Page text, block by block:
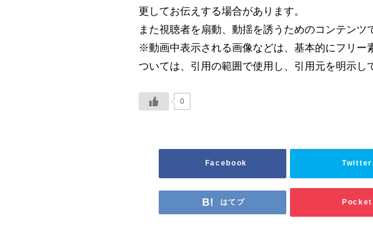
更してお伝えする場合があります。
また視聴者を扇動、動揺を誘うためのコンテンツ
※動画中表示される画像などは、基本的にフリー
ついては、引用の範囲で使用し、引用元を明示し
0
Facebook Twitter
はてブ Pocket